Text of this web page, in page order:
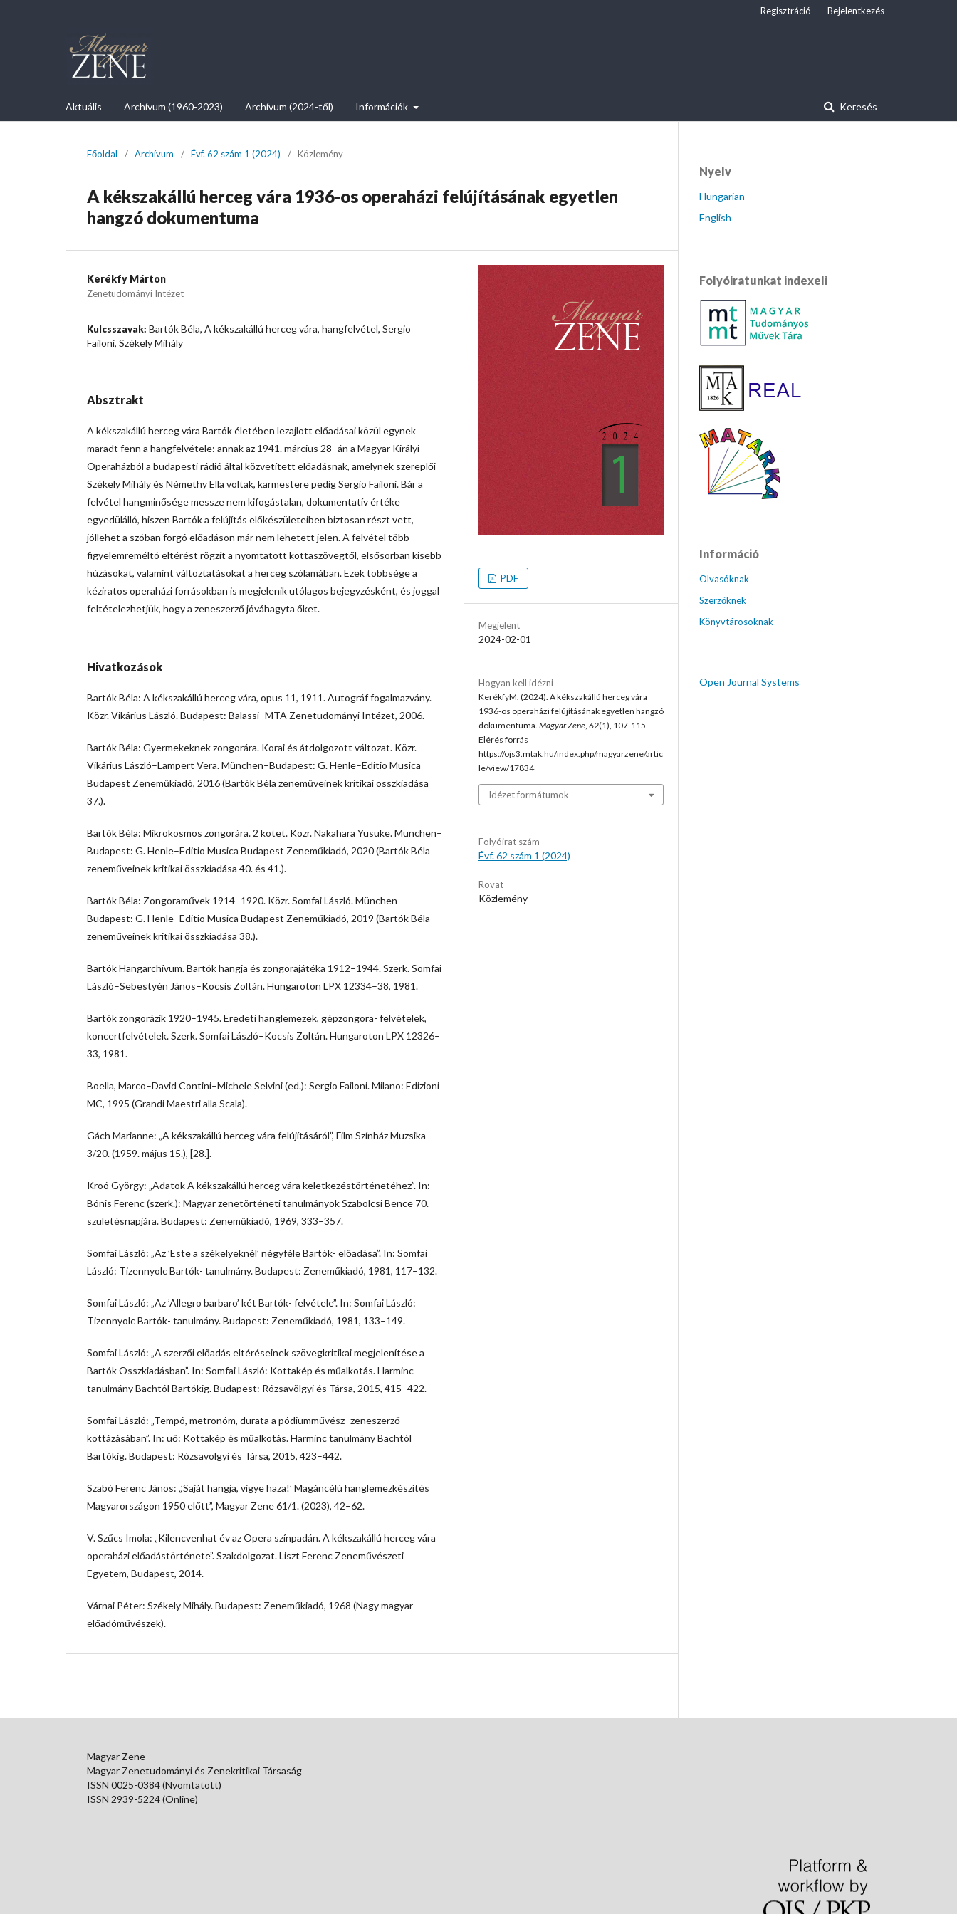
Aktuális Archívum (1960-2023) Archívum (2024-től) Információk Keresés
Regisztráció Bejelentkezés
Főoldal / Archívum / Évf. 62 szám 1 (2024) / Közlemény
A kékszakállú herceg vára 1936-os operaházi felújításának egyetlen
hangzó dokumentuma
Kerékfy Márton
Zenetudományi Intézet
Kulcsszavak: Bartók Béla, A kékszakállú herceg vára, hangfelvétel, Sergio
Failoni, Székely Mihály
Absztrakt
A kékszakállú herceg vára Bartók életében lezajlott előadásai közül egynek
maradt fenn a hangfelvétele: annak az 1941. március 28- án a Magyar Királyi
Operaházból a budapesti rádió által közvetített előadásnak, amelynek szereplői
Székely Mihály és Némethy Ella voltak, karmestere pedig Sergio Failoni. Bár a
felvétel hangminősége messze nem kifogástalan, dokumentatív értéke
egyedülálló, hiszen Bartók a felújítás előkészületeiben biztosan részt vett,
jóllehet a szóban forgó előadáson már nem lehetett jelen. A felvétel több
figyelemreméltó eltérést rögzít a nyomtatott kottaszövegtől, elsősorban kisebb
húzásokat, valamint változtatásokat a herceg szólamában. Ezek többsége a
kéziratos operaházi forrásokban is megjelenik utólagos bejegyzésként, és joggal
feltételezhetjük, hogy a zeneszerző jóváhagyta őket.
Hivatkozások
Bartók Béla: A kékszakállú herceg vára, opus 11, 1911. Autográf fogalmazvány.
Közr. Vikárius László. Budapest: Balassi–MTA Zenetudományi Intézet, 2006.
Bartók Béla: Gyermekeknek zongorára. Korai és átdolgozott változat. Közr.
Vikárius László–Lampert Vera. München–Budapest: G. Henle–Editio Musica
Budapest Zeneműkiadó, 2016 (Bartók Béla zeneműveinek kritikai összkiadása
37.).
Bartók Béla: Mikrokosmos zongorára. 2 kötet. Közr. Nakahara Yusuke. München–
Budapest: G. Henle–Editio Musica Budapest Zeneműkiadó, 2020 (Bartók Béla
zeneműveinek kritikai összkiadása 40. és 41.).
Bartók Béla: Zongoraművek 1914–1920. Közr. Somfai László. München–
Budapest: G. Henle–Editio Musica Budapest Zeneműkiadó, 2019 (Bartók Béla
zeneműveinek kritikai összkiadása 38.).
Bartók Hangarchívum. Bartók hangja és zongorajátéka 1912–1944. Szerk. Somfai
László–Sebestyén János–Kocsis Zoltán. Hungaroton LPX 12334–38, 1981.
Bartók zongorázik 1920–1945. Eredeti hanglemezek, gépzongora- felvételek,
koncertfelvételek. Szerk. Somfai László–Kocsis Zoltán. Hungaroton LPX 12326–
33, 1981.
Boella, Marco–David Contini–Michele Selvini (ed.): Sergio Failoni. Milano: Edizioni
MC, 1995 (Grandi Maestri alla Scala).
Gách Marianne: „A kékszakállú herceg vára felújításáról”, Film Színház Muzsika
3/20. (1959. május 15.), [28.].
Kroó György: „Adatok A kékszakállú herceg vára keletkezéstörténetéhez”. In:
Bónis Ferenc (szerk.): Magyar zenetörténeti tanulmányok Szabolcsi Bence 70.
születésnapjára. Budapest: Zeneműkiadó, 1969, 333–357.
Somfai László: „Az ’Este a székelyeknél’ négyféle Bartók- előadása”. In: Somfai
László: Tizennyolc Bartók- tanulmány. Budapest: Zeneműkiadó, 1981, 117–132.
Somfai László: „Az ’Allegro barbaro’ két Bartók- felvétele”. In: Somfai László:
Tizennyolc Bartók- tanulmány. Budapest: Zeneműkiadó, 1981, 133–149.
Somfai László: „A szerzői előadás eltéréseinek szövegkritikai megjelenítése a
Bartók Összkiadásban”. In: Somfai László: Kottakép és műalkotás. Harminc
tanulmány Bachtól Bartókig. Budapest: Rózsavölgyi és Társa, 2015, 415–422.
Somfai László: „Tempó, metronóm, durata a pódiumművész- zeneszerző
kottázásában”. In: uő: Kottakép és műalkotás. Harminc tanulmány Bachtól
Bartókig. Budapest: Rózsavölgyi és Társa, 2015, 423–442.
Szabó Ferenc János: „’Saját hangja, vigye haza!’ Magáncélú hanglemezkészítés
Magyarországon 1950 előtt”, Magyar Zene 61/1. (2023), 42–62.
V. Szűcs Imola: „Kilencvenhat év az Opera színpadán. A kékszakállú herceg vára
operaházi előadástörténete”. Szakdolgozat. Liszt Ferenc Zeneművészeti
Egyetem, Budapest, 2014.
Várnai Péter: Székely Mihály. Budapest: Zeneműkiadó, 1968 (Nagy magyar
előadóművészek).
PDF
Megjelent
2024-02-01
Hogyan kell idézni
KerékfyM. (2024). A kékszakállú herceg vára
1936-os operaházi felújításának egyetlen hangzó
dokumentuma. Magyar Zene 62(1), 107-115.
Elérés forrás
https://ojs3.mtak.hu/index.php/magyarzene/artic
le/view/17834
Idézet formátumok
Folyóirat szám
Évf. 62 szám 1 (2024)
Rovat
Közlemény
Nyelv
Hungarian
English
Folyóiratunkat indexeli
Információ
Olvasóknak
Szerzőknek
Könyvtárosoknak
Open Journal Systems
Magyar Zene
Magyar Zenetudományi és Zenekritikai Társaság
ISSN 0025-0384 (Nyomtatott)
ISSN 2939-5224 (Online)